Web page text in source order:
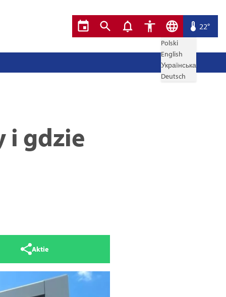
Polski
English
Українська
Deutsch
22°
i gdzie
Aktie